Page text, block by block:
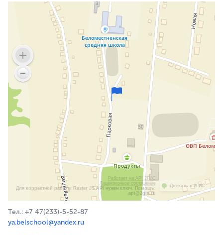
Работает на API 2ГИС
Лицензионное соглашение
Для корректной работы Raster JS API нужен ключ. Помощь:
api@2gis.ru
Доехать с 2ГИС
Тел.: +7 47(233)-5-52-87
ya.belschool@yandex.ru